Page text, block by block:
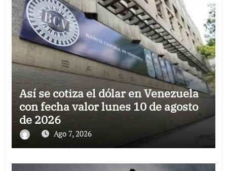
Así se cotiza el dólar en Venezuela
con fecha valor lunes 10 de agosto
de 2026
Ago 7, 2026